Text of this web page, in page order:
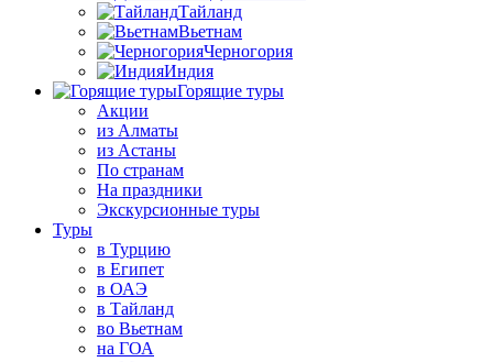
Тайланд
Вьетнам
Черногория
Индия
Горящие туры
Акции
из Алматы
из Астаны
По странам
На праздники
Экскурсионные туры
Туры
в Турцию
в Египет
в ОАЭ
в Тайланд
во Вьетнам
на ГОА